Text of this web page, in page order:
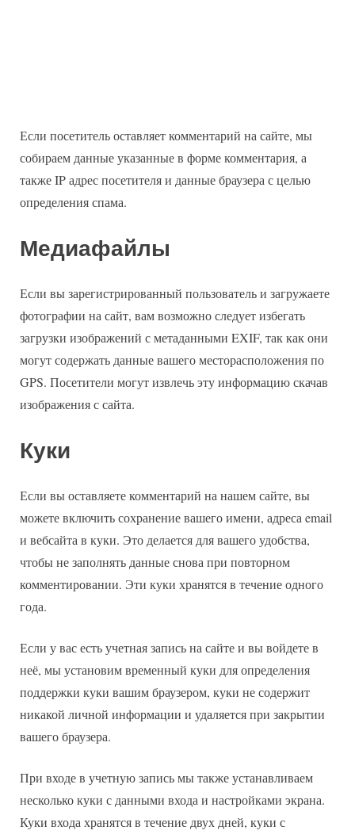
Если посетитель оставляет комментарий на сайте, мы
собираем данные указанные в форме комментария, а
также IP адрес посетителя и данные браузера с целью
определения спама.
Медиафайлы
Если вы зарегистрированный пользователь и загружаете
фотографии на сайт, вам возможно следует избегать
загрузки изображений с метаданными EXIF, так как они
могут содержать данные вашего месторасположения по
GPS. Посетители могут извлечь эту информацию скачав
изображения с сайта.
Куки
Если вы оставляете комментарий на нашем сайте, вы
можете включить сохранение вашего имени, адреса email
и вебсайта в куки. Это делается для вашего удобства,
чтобы не заполнять данные снова при повторном
комментировании. Эти куки хранятся в течение одного
года.
Если у вас есть учетная запись на сайте и вы войдете в
неё, мы установим временный куки для определения
поддержки куки вашим браузером, куки не содержит
никакой личной информации и удаляется при закрытии
вашего браузера.
При входе в учетную запись мы также устанавливаем
несколько куки с данными входа и настройками экрана.
Куки входа хранятся в течение двух дней, куки с